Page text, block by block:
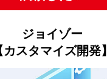
ジョイゾー
カスタマイズ開発】